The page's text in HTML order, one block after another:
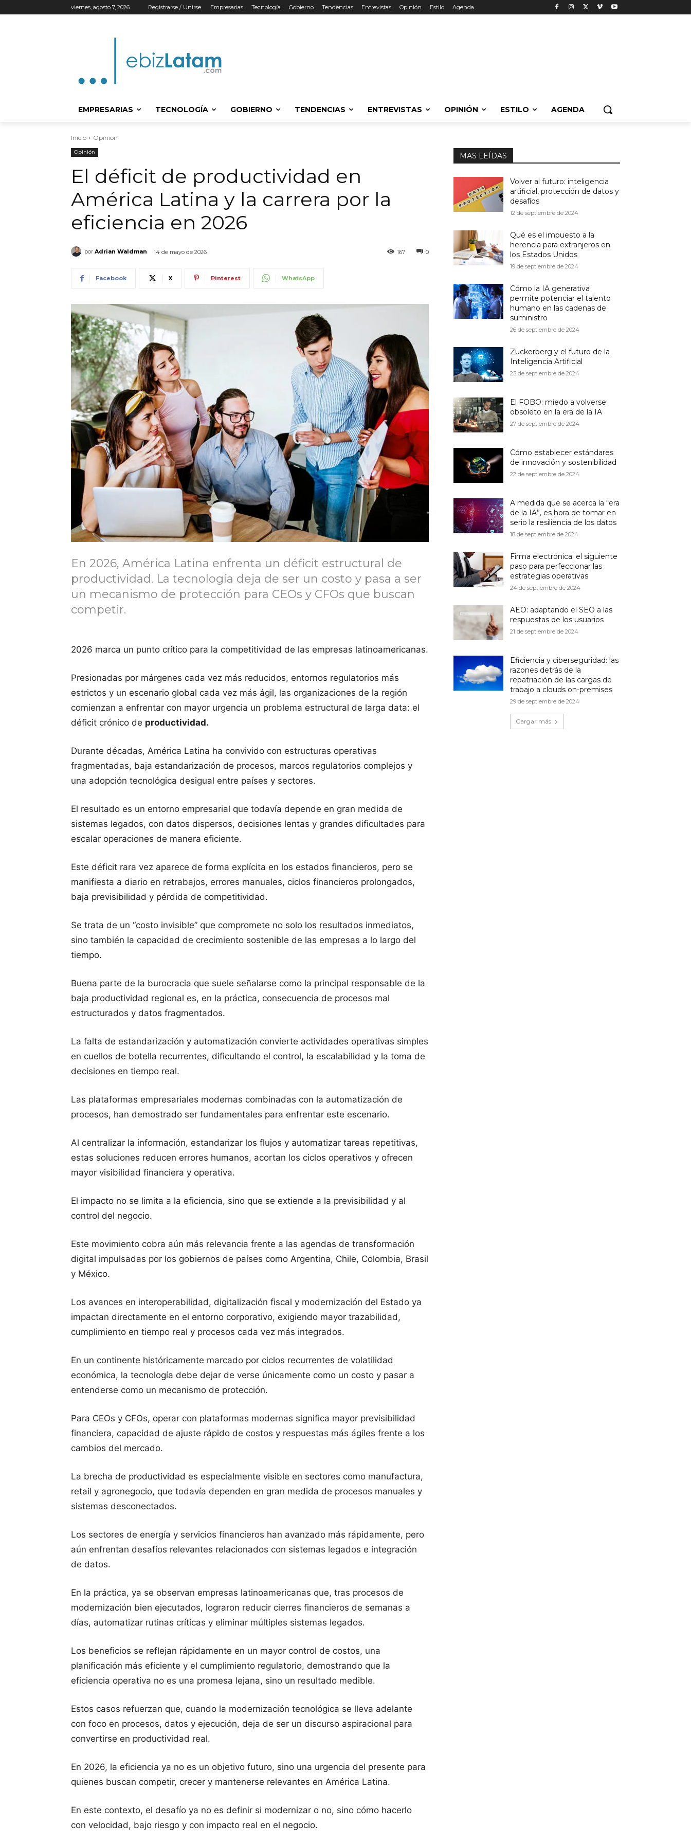
viernes, agosto 7, 2026 Registrarse / Unirse Empresarias Tecnología Gobierno Tendencias Entrevistas Opinión Estilo Agenda
EMPRESARIAS TECNOLOGÍA GOBIERNO TENDENCIAS ENTREVISTAS OPINIÓN ESTILO AGENDA
Inicio Opinión
Opinión
El déficit de productividad en
América Latina y la carrera por la
eficiencia en 2026
por Adrian Waldman 14 de mayo de 2026 0
167
Facebook X Pinterest WhatsApp
En 2026, América Latina enfrenta un déficit estructural de
productividad. La tecnología deja de ser un costo y pasa a ser
un mecanismo de protección para CEOs y CFOs que buscan
competir.
2026 marca un punto crítico para la competitividad de las empresas latinoamericanas.
Presionadas por márgenes cada vez más reducidos, entornos regulatorios más
estrictos y un escenario global cada vez más ágil, las organizaciones de la región
comienzan a enfrentar con mayor urgencia un problema estructural de larga data: el
déficit crónico de productividad.
Durante décadas, América Latina ha convivido con estructuras operativas
fragmentadas, baja estandarización de procesos, marcos regulatorios complejos y
una adopción tecnológica desigual entre países y sectores.
El resultado es un entorno empresarial que todavía depende en gran medida de
sistemas legados, con datos dispersos, decisiones lentas y grandes dificultades para
escalar operaciones de manera eficiente.
Este déficit rara vez aparece de forma explícita en los estados financieros, pero se
manifiesta a diario en retrabajos, errores manuales, ciclos financieros prolongados,
baja previsibilidad y pérdida de competitividad.
Se trata de un “costo invisible” que compromete no solo los resultados inmediatos,
sino también la capacidad de crecimiento sostenible de las empresas a lo largo del
tiempo.
Buena parte de la burocracia que suele señalarse como la principal responsable de la
baja productividad regional es, en la práctica, consecuencia de procesos mal
estructurados y datos fragmentados.
La falta de estandarización y automatización convierte actividades operativas simples
en cuellos de botella recurrentes, dificultando el control, la escalabilidad y la toma de
decisiones en tiempo real.
Las plataformas empresariales modernas combinadas con la automatización de
procesos, han demostrado ser fundamentales para enfrentar este escenario.
Al centralizar la información, estandarizar los flujos y automatizar tareas repetitivas,
estas soluciones reducen errores humanos, acortan los ciclos operativos y ofrecen
mayor visibilidad financiera y operativa.
El impacto no se limita a la eficiencia, sino que se extiende a la previsibilidad y al
control del negocio.
Este movimiento cobra aún más relevancia frente a las agendas de transformación
digital impulsadas por los gobiernos de países como Argentina, Chile, Colombia, Brasil
y México.
Los avances en interoperabilidad, digitalización fiscal y modernización del Estado ya
impactan directamente en el entorno corporativo, exigiendo mayor trazabilidad,
cumplimiento en tiempo real y procesos cada vez más integrados.
En un continente históricamente marcado por ciclos recurrentes de volatilidad
económica, la tecnología debe dejar de verse únicamente como un costo y pasar a
entenderse como un mecanismo de protección.
Para CEOs y CFOs, operar con plataformas modernas significa mayor previsibilidad
financiera, capacidad de ajuste rápido de costos y respuestas más ágiles frente a los
cambios del mercado.
La brecha de productividad es especialmente visible en sectores como manufactura,
retail y agronegocio, que todavía dependen en gran medida de procesos manuales y
sistemas desconectados.
Los sectores de energía y servicios financieros han avanzado más rápidamente, pero
aún enfrentan desafíos relevantes relacionados con sistemas legados e integración
de datos.
En la práctica, ya se observan empresas latinoamericanas que, tras procesos de
modernización bien ejecutados, lograron reducir cierres financieros de semanas a
días, automatizar rutinas críticas y eliminar múltiples sistemas legados.
Los beneficios se reflejan rápidamente en un mayor control de costos, una
planificación más eficiente y el cumplimiento regulatorio, demostrando que la
eficiencia operativa no es una promesa lejana, sino un resultado medible.
Estos casos refuerzan que, cuando la modernización tecnológica se lleva adelante
con foco en procesos, datos y ejecución, deja de ser un discurso aspiracional para
convertirse en productividad real.
En 2026, la eficiencia ya no es un objetivo futuro, sino una urgencia del presente para
quienes buscan competir, crecer y mantenerse relevantes en América Latina.
En este contexto, el desafío ya no es definir si modernizar o no, sino cómo hacerlo
con velocidad, bajo riesgo y con impacto real en el negocio.
MAS LEÍDAS
Volver al futuro: inteligencia
artificial, protección de datos y
desafíos
12 de septiembre de 2024
Qué es el impuesto a la
herencia para extranjeros en
los Estados Unidos
19 de septiembre de 2024
Cómo la IA generativa
permite potenciar el talento
humano en las cadenas de
suministro
26 de septiembre de 2024
Zuckerberg y el futuro de la
Inteligencia Artificial
23 de septiembre de 2024
El FOBO: miedo a volverse
obsoleto en la era de la IA
27 de septiembre de 2024
Cómo establecer estándares
de innovación y sostenibilidad
22 de septiembre de 2024
A medida que se acerca la “era
de la IA”, es hora de tomar en
serio la resiliencia de los datos
18 de septiembre de 2024
Firma electrónica: el siguiente
paso para perfeccionar las
estrategias operativas
24 de septiembre de 2024
AEO: adaptando el SEO a las
respuestas de los usuarios
21 de septiembre de 2024
Eficiencia y ciberseguridad: las
razones detrás de la
repatriación de las cargas de
trabajo a clouds on-premises
29 de septiembre de 2024
Cargar más